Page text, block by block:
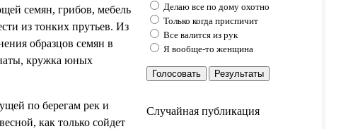
семян, грибов, мебель
из тонких прутьев. Из
образцов семян в
кружка юных
по берегам рек и
как только сойдет
Делаю все по дому охотно
Только когда приспичит
Все валится из рук
Я вообще-то женщина
Голосовать Результаты
Случайная публикация